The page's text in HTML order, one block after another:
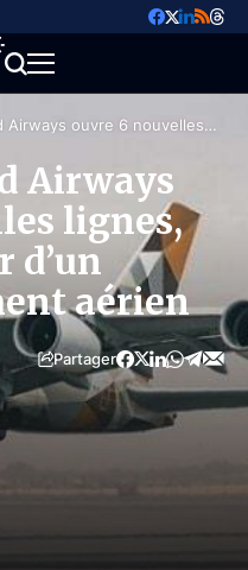
Airways ouvre 6 nouvelles
Airways
lignes,
d’un
aérien
Partager